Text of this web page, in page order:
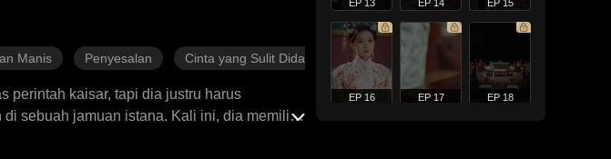
Manis Penyesalan Cinta yang Sulit Didapatkan
perintah kaisar, tapi dia justru harus
sebuah jamuan istana. Kali ini, dia memilih
EP 13 EP 14 EP 15
EP 16 EP 17 EP 18